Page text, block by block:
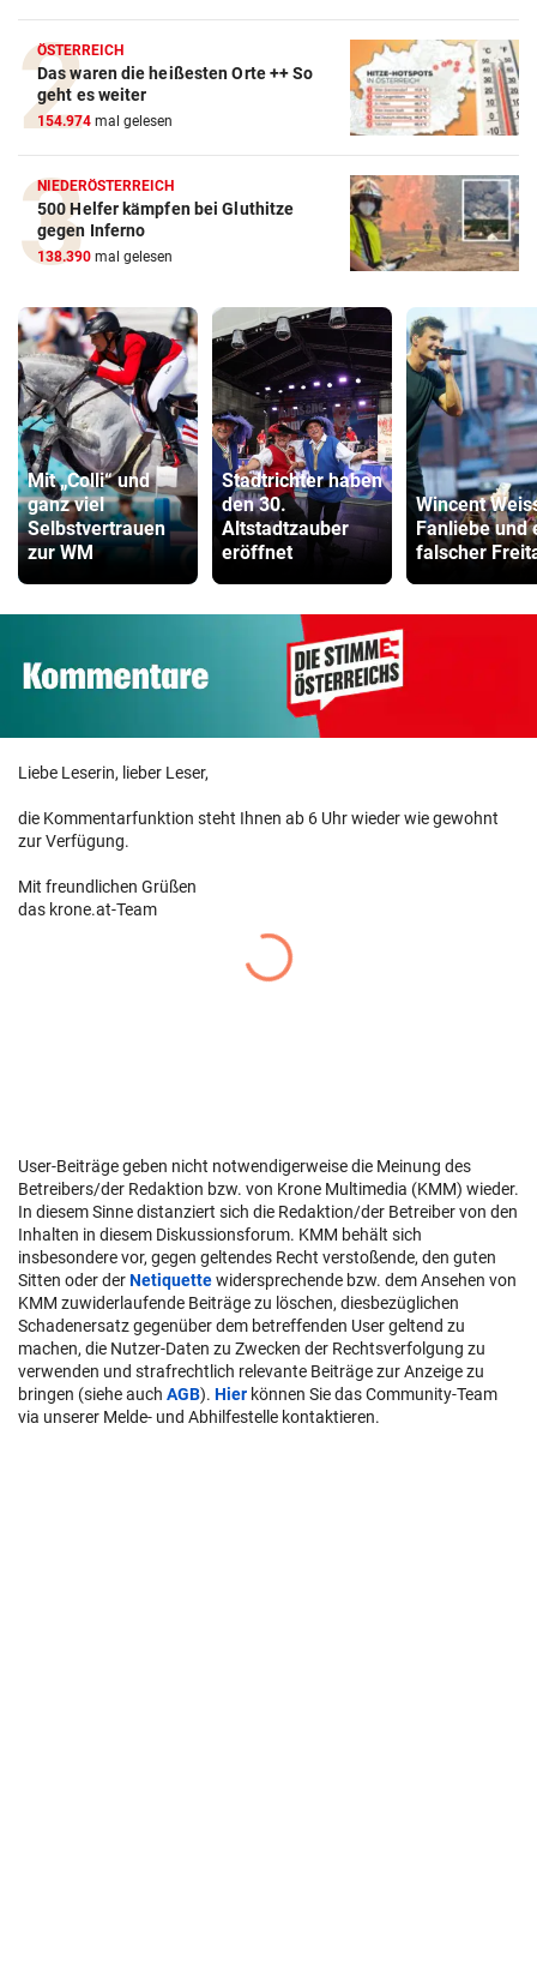
ÖSTERREICH
Das waren die heißesten Orte ++ So
geht es weiter
154.974 mal gelesen
NIEDERÖSTERREICH
500 Helfer kämpfen bei Gluthitze
gegen Inferno
138.390 mal gelesen
Mit „Colli“ und
ganz viel
Selbstvertrauen
zur WM
Stadtrichter haben
den 30.
Altstadtzauber
eröffnet
Wincent
Fanliebe und
falscher
Liebe Leserin, lieber Leser,
die Kommentarfunktion steht Ihnen ab 6 Uhr wieder wie gewohnt
zur Verfügung.
Mit freundlichen Grüßen
das krone.at-Team
User-Beiträge geben nicht notwendigerweise die Meinung des
Betreibers/der Redaktion bzw. von Krone Multimedia (KMM) wieder.
In diesem Sinne distanziert sich die Redaktion/der Betreiber von den
Inhalten in diesem Diskussionsforum. KMM behält sich
insbesondere vor, gegen geltendes Recht verstoßende, den guten
Sitten oder derNetiquettewidersprechende bzw. dem Ansehen von
KMM zuwiderlaufende Beiträge zu löschen, diesbezüglichen
Schadenersatz gegenüber dem betreffenden User geltend zu
machen, die Nutzer-Daten zu Zwecken der Rechtsverfolgung zu
verwenden und strafrechtlich relevante Beiträge zur Anzeige zu
bringen (siehe auch AGB). Hier können Sie das Community-Team
via unserer Melde- und Abhilfestelle kontaktieren.